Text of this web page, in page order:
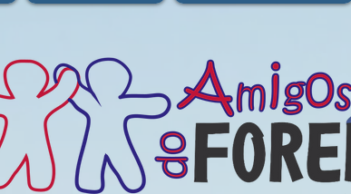
pode